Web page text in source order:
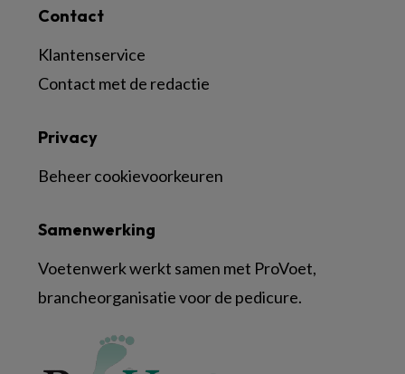
Contact
Klantenservice
Contact met de redactie
Samenwerking
Voetenwerk werkt samen met ProVoet,
brancheorganisatie voor de pedicure.
Privacy
Beheer cookievoorkeuren